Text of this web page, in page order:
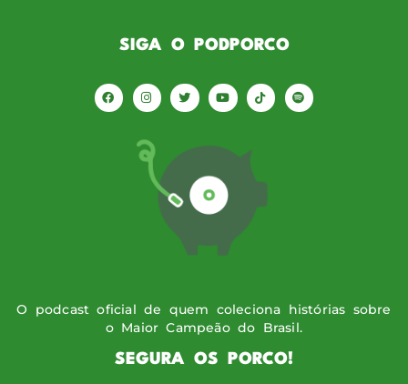
SIGA O PODPORCO
O podcast oficial de quem coleciona histórias sobre
o Maior Campeão do Brasil.
SEGURA OS PORCO!